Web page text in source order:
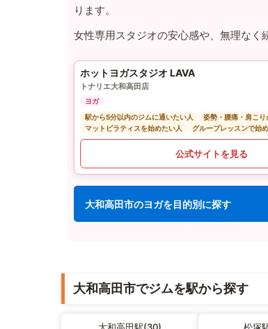
ります。
女性専用スタジオの安心感や、無理なく
ホットヨガスタジオ LAVA
トナリエ大和高田店
ヨガ
駅から5分以内のジムに通いたい人
姿勢・腰痛・肩こり
マットピラティスを始めたい人
グループレッスンで始
公式サイトを見る
大和高田市のヨガを目的別に探す
大和高田市でジムを駅から探す